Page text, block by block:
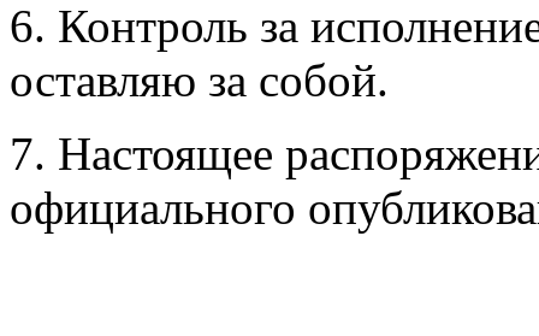
6. Контроль за
оставляю за собой.
7. Настоящее
официального